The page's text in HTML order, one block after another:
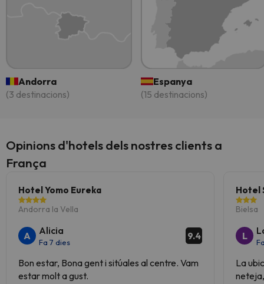
Andorra
(3 destinacions)
Espanya
(15 destinacions)
Opinions d'hotels dels nostres clients a
França
Hotel Yomo Eureka
Andorra la Vella
A Alicia
Fa 7 dies
9.4
Bon estar, Bona gent i sitúales al centre. Vam
estar molt a gust.
Hotel
Bielsa
L
La